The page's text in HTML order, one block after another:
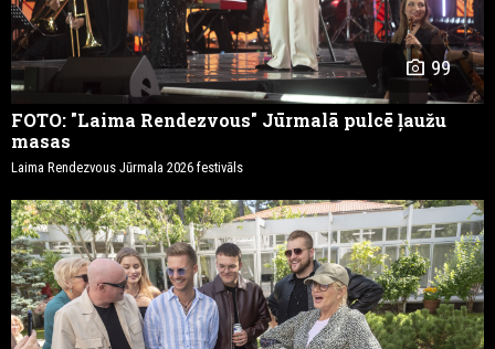
photo_camera 99
FOTO: "Laima Rendezvous" Jūrmalā pulcē ļaužu
masas
Laima Rendezvous Jūrmala 2026 festivāls